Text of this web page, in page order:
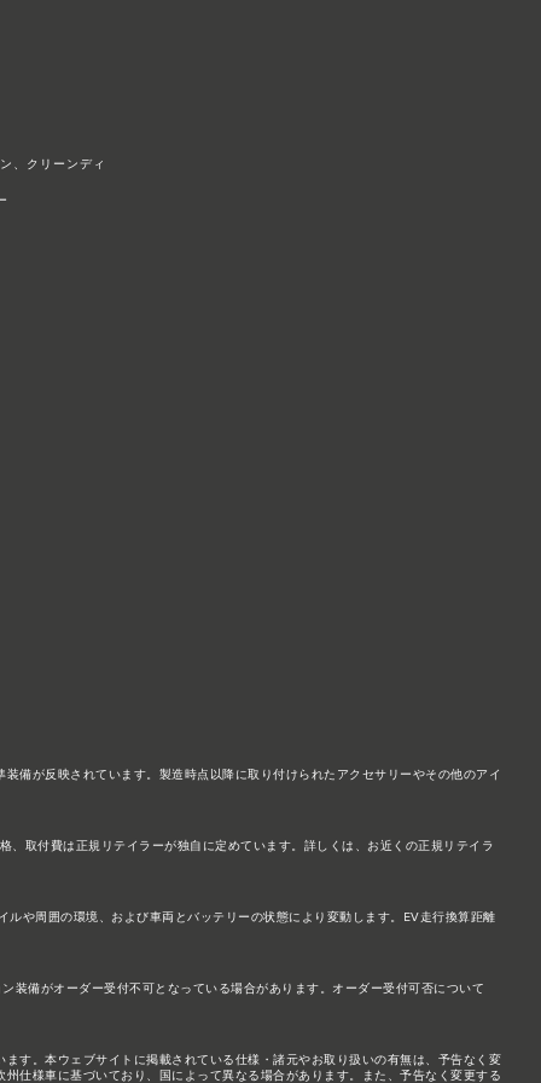
、クリーンディ
備が反映されています。製造時点以降に取り付けられたアクセサリーやその他のアイ
取付費は正規リテイラーが独自に定めています。詳しくは、お近くの正規リテイラ
や周囲の環境、および車両とバッテリーの状態により変動します。EV走行換算距離
装備がオーダー受付不可となっている場合があります。オーダー受付可否について
す。本ウェブサイトに掲載されている仕様・諸元やお取り扱いの有無は、予告なく変
仕様車に基づいており、国によって異なる場合があります。また、予告なく変更する